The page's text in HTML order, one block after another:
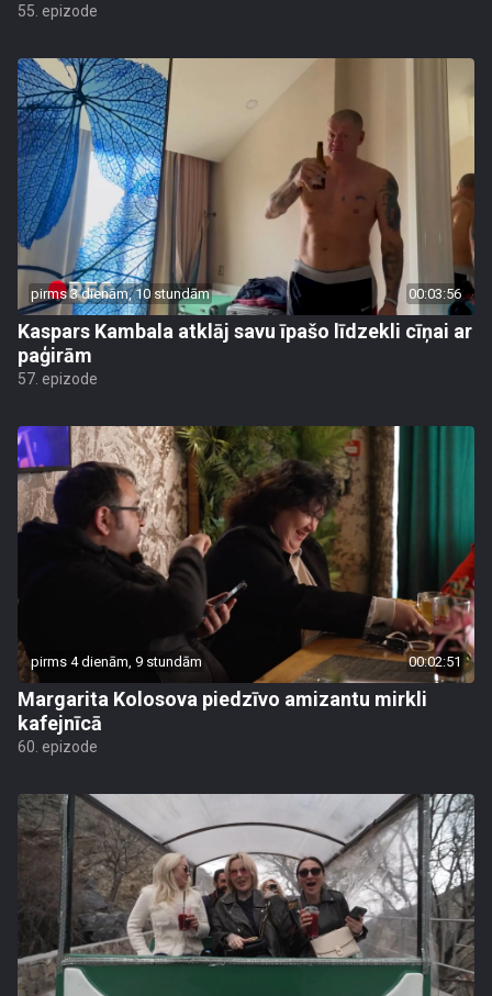
55. epizode
pirms 3 dienām, 10 stundām 00:03:56
Kaspars Kambala atklāj savu īpašo līdzekli cīņai ar
paģirām
57. epizode
pirms 4 dienām, 9 stundām 00:02:51
Margarita Kolosova piedzīvo amizantu mirkli
kafejnīcā
60. epizode